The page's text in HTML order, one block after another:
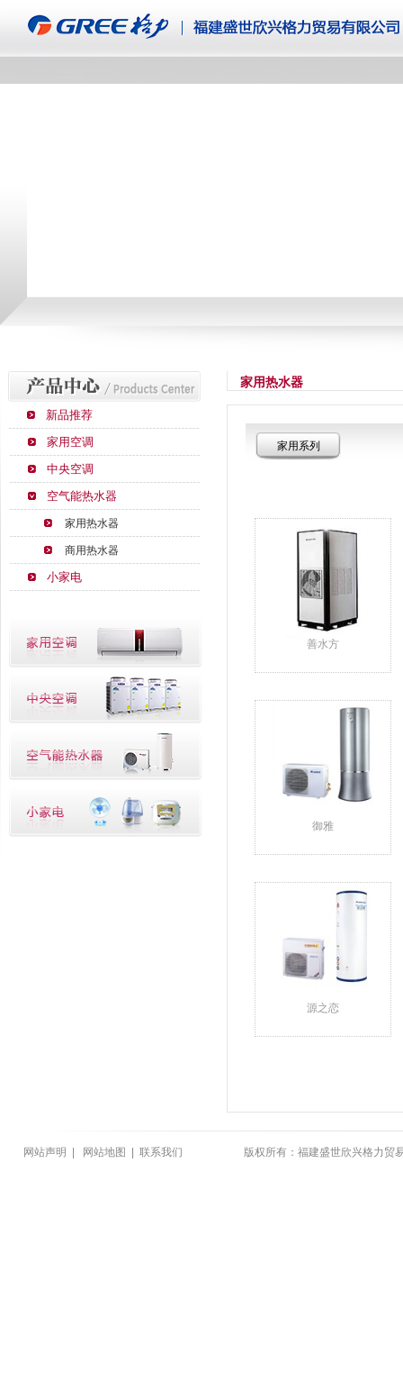
新品推荐
家用空调
中央空调
空气能热水器
家用热水器
商用热水器
小家电
家用热水器
家用系列
善水方
御雅
源之恋
网站声明 网站地图 联系我们 版权所有：福建盛世欣兴格力